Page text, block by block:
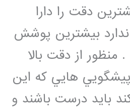
دقت را دارا
بيشترين پوشش
منظور از دقت بالا
هايي كه اين
بايد درست باشند و